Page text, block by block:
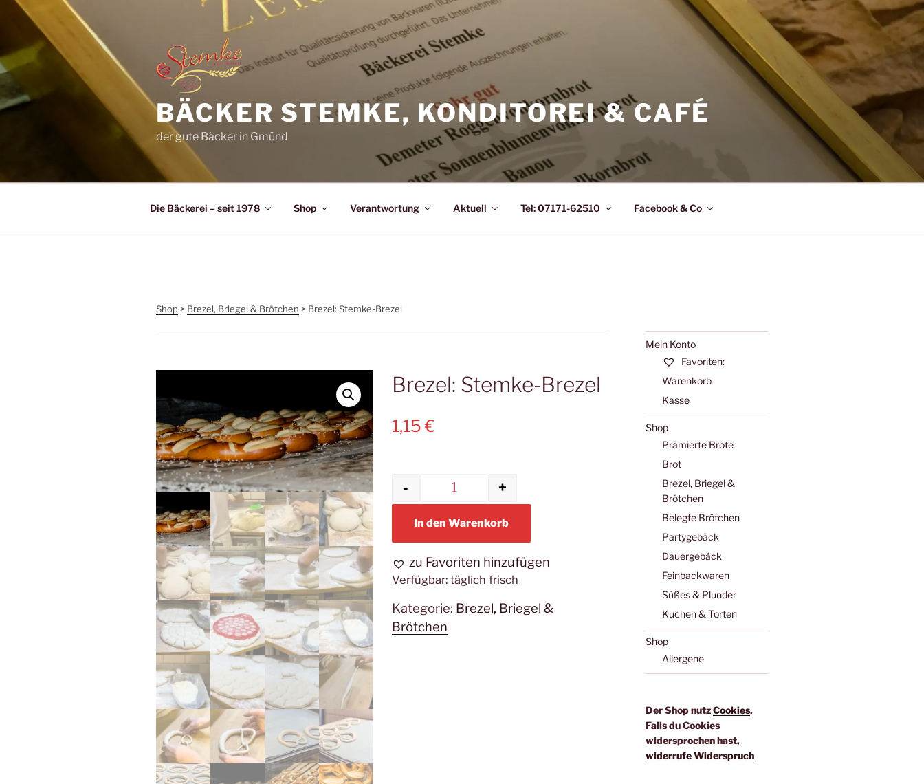
Zum
springen
BÄCKER STEMKE, KONDITOREI & CAFÉ
der gute Bäcker in Gmünd
Die Bäckerei – seit 1978 Shop Verantwortung Aktuell Tel: 07171-62510 Facebook & Co
Shop > Brezel, Briegel & Brötchen > Brezel: Stemke-Brezel
Brezel: Stemke-Brezel
1,15€
Brezel: Stemke-Brezel Menge
- +
In den Warenkorb
zu Favoriten hinzufügen
Verfügbar: täglich frisch
Kategorie: Brezel, Briegel &
Brötchen
Mein Konto
Favoriten:
Warenkorb
Kasse
Shop
Prämierte Brote
Brot
Brezel, Briegel &
Brötchen
Belegte Brötchen
Partygebäck
Dauergebäck
Feinbackwaren
Süßes & Plunder
Kuchen & Torten
Shop
Allergene
Der Shop nutzCookies.
Falls du Cookies
widersprochen hast,
widerrufe Widerspruch